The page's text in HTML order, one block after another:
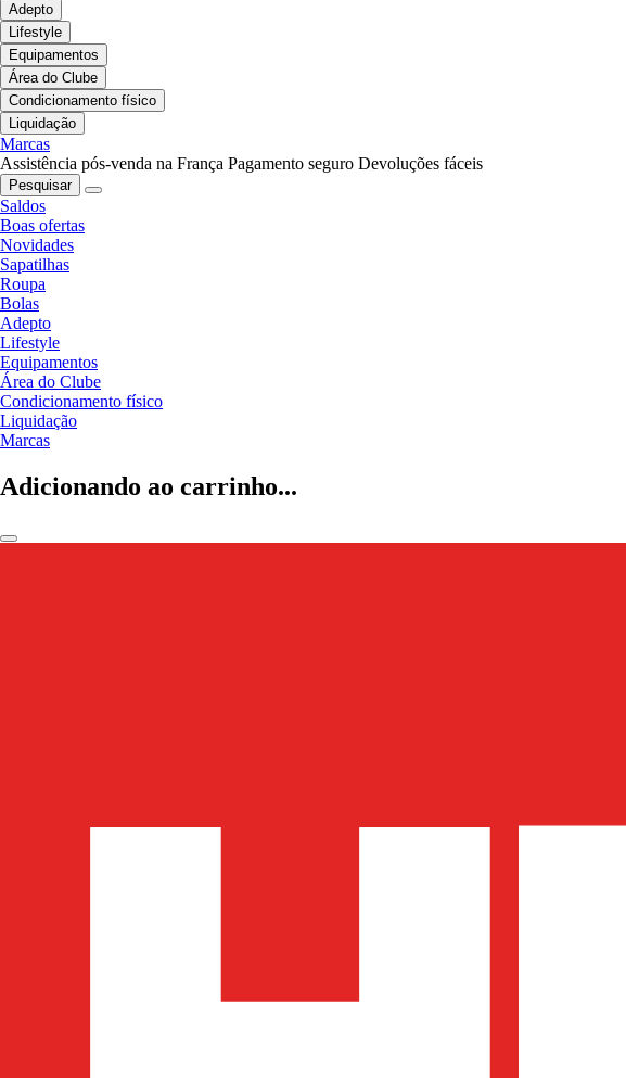
Adepto
Lifestyle
Equipamentos
Área do Clube
Condicionamento físico
Liquidação
Marcas
Assistência pós-venda na França Pagamento seguro Devoluções fáceis
Pesquisar
Saldos
Boas ofertas
Novidades
Sapatilhas
Roupa
Bolas
Adepto
Lifestyle
Equipamentos
Área do Clube
Condicionamento físico
Liquidação
Marcas
Adicionando ao carrinho...